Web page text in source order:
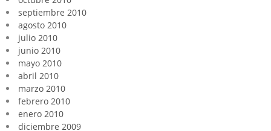
septiembre 2010
agosto 2010
julio 2010
junio 2010
mayo 2010
abril 2010
marzo 2010
febrero 2010
enero 2010
diciembre 2009